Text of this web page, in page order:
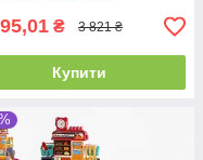
₴ 3 821 ₴
Купити